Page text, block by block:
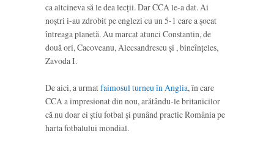
ca altcineva să le dea lecții. Dar CCA le-a dat. Ai
noștri i-au zdrobit pe englezi cu un 5-1 care a șocat
întreaga planetă. Au marcat atunci Constantin, de
două ori, Cacoveanu, Alecsandrescu și , bineînțeles,
Zavoda I.
De aici, a urmatfaimosul turneu în Anglia, în care
CCA a impresionat din nou, arătându-le britanicilor
că nu doar ei știu fotbal și punând practic România pe
harta fotbalului mondial.